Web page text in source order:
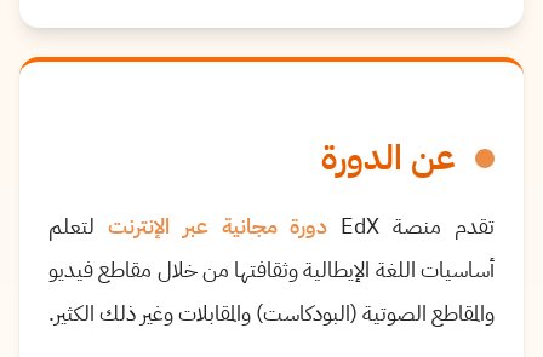
عن الدورة
تقدم منصة EdX دورة مجانية عبر الإنترنت لتعلم
أساسيات اللغة الإيطالية وثقافتها من خلال مقاطع فيديو
والمقاطع الصوتية (البودكاست) والمقابلات وغير ذلك الكثير.